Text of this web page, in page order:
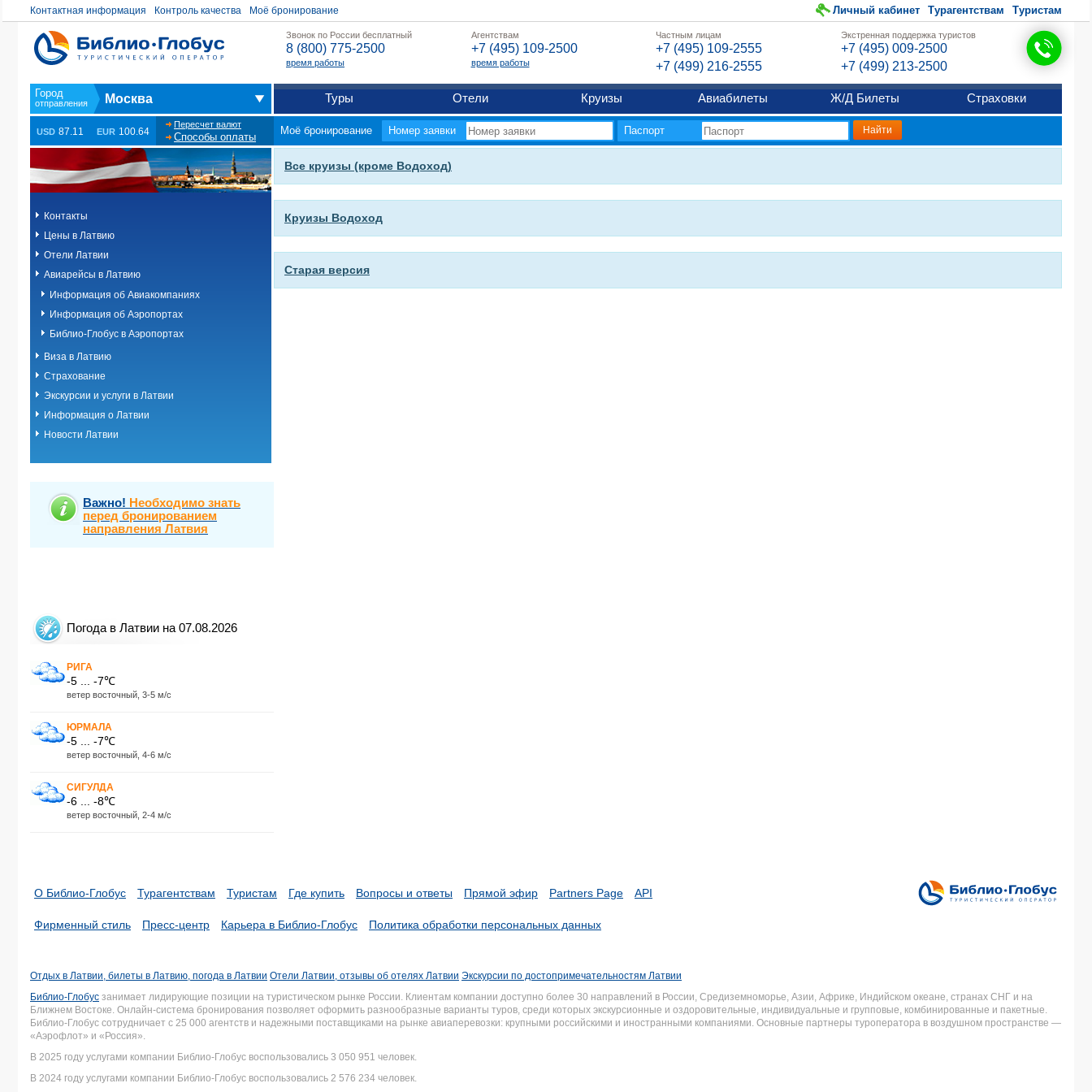
Контактная информация Контроль качества Моё бронирование Личный кабинет Турагентствам Туристам
Звонок по России бесплатный
8 (800) 775-2500
время работы
Агентствам
+7 (495) 109-2500
время работы
Частным лицам
+7 (495) 109-2555
+7 (499) 216-2555
Экстренная поддержка туристов
+7 (495) 009-2500
+7 (499) 213-2500
Москва Туры Отели Круизы Авиабилеты Ж/Д Билеты Страховки
USD 87.11 EUR 100.64
Пересчет валют
Способы оплаты
Моё бронирование Номер заявки Паспорт
Контакты
Цены в Латвию
Отели Латвии
Авиарейсы в Латвию
Информация об Авиакомпаниях
Информация об Аэропортах
Библио-Глобус в Аэропортах
Виза в Латвию
Страхование
Экскурсии и услуги в Латвии
Информация о Латвии
Новости Латвии
Важно! Необходимо знать
перед бронированием
направления Латвия
Погода в Латвии на 07.08.2026
РИГА
-5 ... -7℃
ветер восточный, 3-5 м/с
ЮРМАЛА
-5 ... -7℃
ветер восточный, 4-6 м/с
СИГУЛДА
-6 ... -8℃
ветер восточный, 2-4 м/с
Все круизы (кроме Водоход)
Круизы Водоход
Старая версия
О Библио-Глобус Турагентствам Туристам Где купить Вопросы и ответы Прямой эфир Partners Page API
Фирменный стиль Пресс-центр Карьера в Библио-Глобус Политика обработки персональных данных
Отдых в Латвии, билеты в Латвию, погода в Латвии Отели Латвии, отзывы об отелях Латвии Экскурсии по достопримечательностям Латвии
Библио-Глобус занимает лидирующие позиции на туристическом рынке России. Клиентам компании доступно более 30 направлений в России, Средиземноморье, Азии, Африке, Индийском океане, странах СНГ и на
Ближнем Востоке. Онлайн-система бронирования позволяет оформить разнообразные варианты туров, среди которых экскурсионные и оздоровительные, индивидуальные и групповые, комбинированные и пакетные.
Библио-Глобус сотрудничает с 25 000 агентств и надежными поставщиками на рынке авиаперевозки: крупными российскими и иностранными компаниями. Основные партнеры туроператора в воздушном пространстве —
«Аэрофлот» и «Россия».
В 2025 году услугами компании Библио-Глобус воспользовались 3 050 951 человек.
В 2024 году услугами компании Библио-Глобус воспользовались 2 576 234 человек.